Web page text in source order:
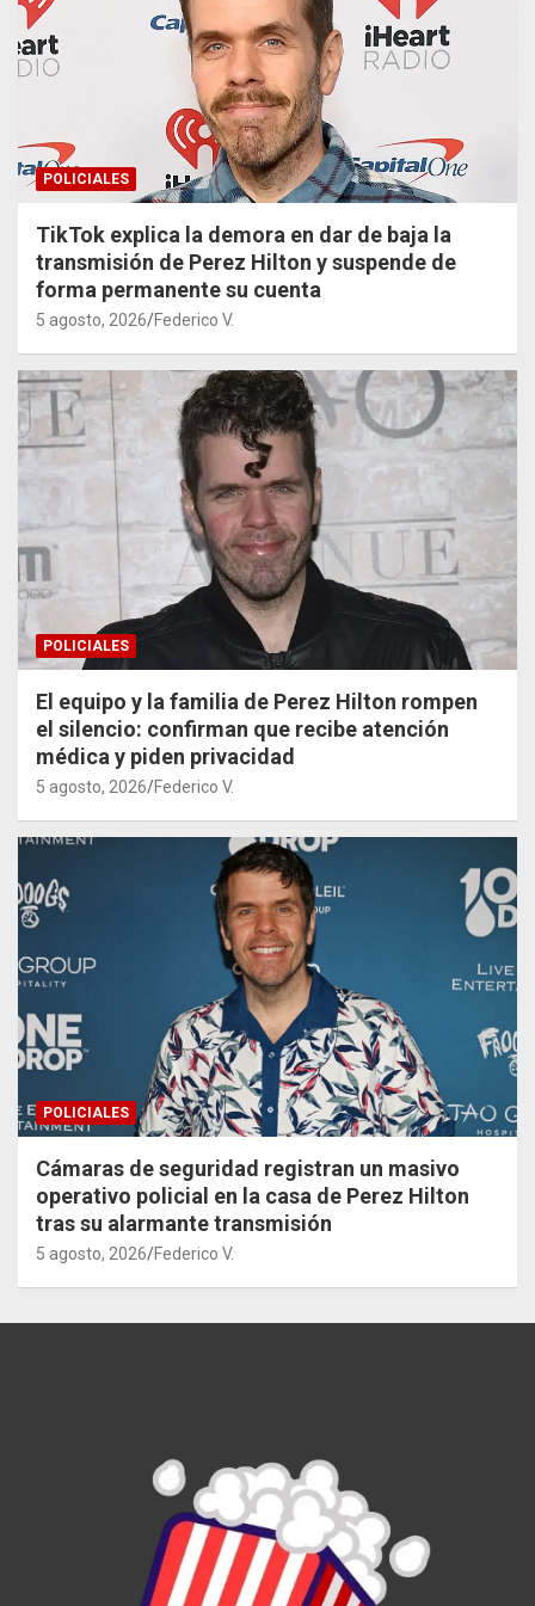
POLICIALES
TikTok explica la demora en dar de baja la
transmisión de Perez Hilton y suspende de
forma permanente su cuenta
5 agosto, 2026 Federico V.
POLICIALES
El equipo y la familia de Perez Hilton rompen
el silencio: confirman que recibe atención
médica y piden privacidad
5 agosto, 2026 Federico V.
POLICIALES
Cámaras de seguridad registran un masivo
operativo policial en la casa de Perez Hilton
tras su alarmante transmisión
5 agosto, 2026 Federico V.